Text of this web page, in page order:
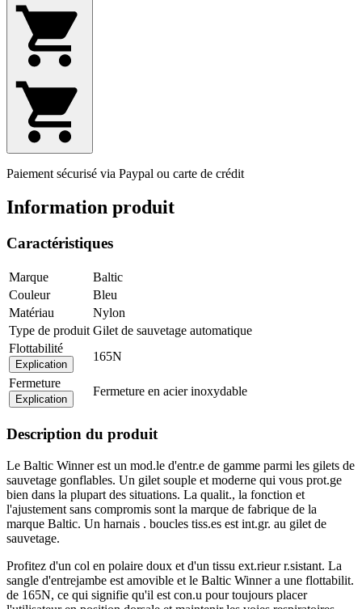
Paiement sécurisé via Paypal ou carte de crédit
Information produit
Caractéristiques
Marque
Baltic
Couleur
Bleu
Matériau
Nylon
Type de produit Gilet de sauvetage automatique
Flottabilité
Explication
165N
Fermeture
Explication
Fermeture en acier inoxydable
Description du produit
Le Baltic Winner est un mod.le d'entr.e de gamme parmi les gilets de
sauvetage gonflables. Un gilet souple et moderne qui vous prot.ge
bien dans la plupart des situations. La qualit., la fonction et
l'ajustement sans compromis sont la marque de fabrique de la
marque Baltic. Un harnais . boucles tiss.es est int.gr. au gilet de
sauvetage.
Profitez d'un col en polaire doux et d'un tissu ext.rieur r.sistant. La
sangle d'entrejambe est amovible et le Baltic Winner a une flottabilit.
de 165N, ce qui signifie qu'il est con.u pour toujours placer